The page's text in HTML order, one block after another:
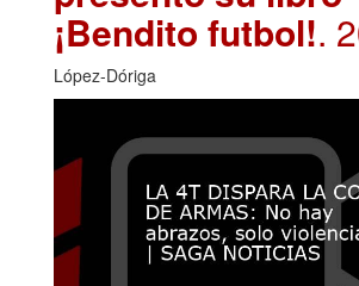
¡Bendito futbol!.
López-Dóriga